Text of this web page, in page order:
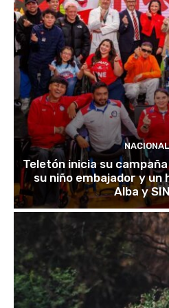
Teletón inicia su
su niño embajador y un
Alba y